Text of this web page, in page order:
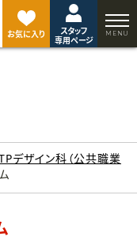
お気に入り
スタッフ
専用ページ
デザイン科（公共職業